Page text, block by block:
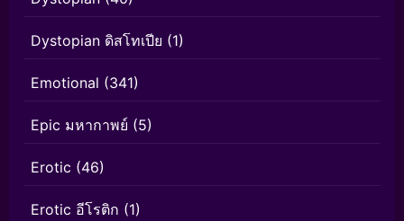
Dystopian ดิสโทเปีย (1)
Emotional (341)
Epic มหากาพย์ (5)
Erotic (46)
Erotic อีโรติก (1)